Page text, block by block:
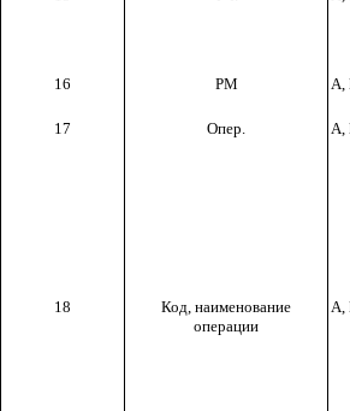
16 РМ А,
17 Опер. А,
18
Код, наименование
операции
А,